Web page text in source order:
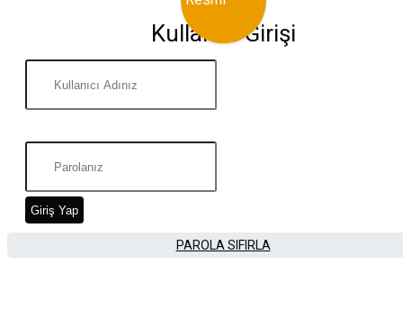
Kullanıcı Girişi
Giriş Yap
PAROLA SIFIRLA